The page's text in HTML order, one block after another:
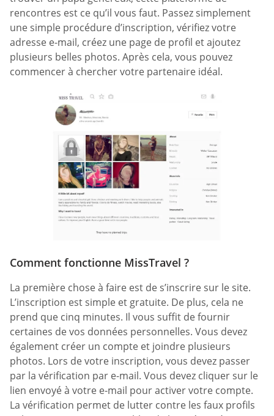
rencontres est ce qu’il vous faut. Passez simplement
une simple procédure d’inscription, vérifiez votre
adresse e-mail, créez une page de profil et ajoutez
plusieurs belles photos. Après cela, vous pouvez
commencer à chercher votre partenaire idéal.
Comment fonctionne MissTravel ?
La première chose à faire est de s’inscrire sur le site.
L’inscription est simple et gratuite. De plus, cela ne
prend que cinq minutes. Il vous suffit de fournir
certaines de vos données personnelles. Vous devez
également créer un compte et joindre plusieurs
photos. Lors de votre inscription, vous devez passer
par la vérification par e-mail. Vous devez cliquer sur le
lien envoyé à votre e-mail pour activer votre compte.
La vérification permet de lutter contre les faux profils